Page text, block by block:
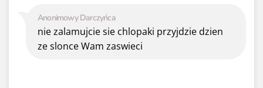
Anonimowy Darczyńca
nie zalamujcie sie chlopaki przyjdzie dzien
ze slonce Wam zaswieci